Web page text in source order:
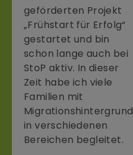
geförderten Projekt
„Frühstart für Erfolg“
gestartet und bin
schon lange auch bei
StoP aktiv. In dieser
Zeit habe ich viele
Familien mit
Migrationshintergrund
in verschiedenen
Bereichen begleitet.